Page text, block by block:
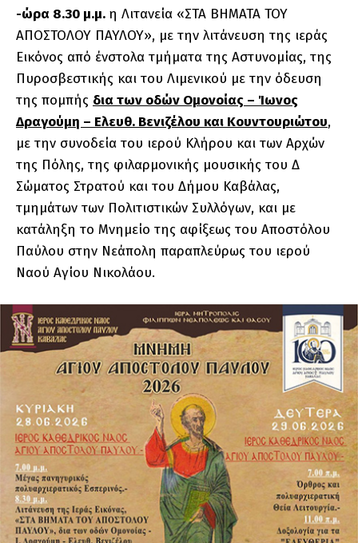
-ώρα 8.30 μ.μ. η Λιτανεία «ΣΤΑ ΒΗΜΑΤΑ ΤΟΥ
ΑΠΟΣΤΟΛΟΥ ΠΑΥΛΟΥ», με την λιτάνευση της ιεράς
Εικόνος από ένστολα τμήματα της Αστυνομίας, της
Πυροσβεστικής και του Λιμενικού με την όδευση
της πομπής δια των οδών Ομονοίας – Ίωνος
Δραγούμη – Ελευθ. Βενιζέλου και Κουντουριώτου,
με την συνοδεία του ιερού Κλήρου και των Αρχών
της Πόλης, της φιλαρμονικής μουσικής του Δ΄
Σώματος Στρατού και του Δήμου Καβάλας,
τμημάτων των Πολιτιστικών Συλλόγων, και με
κατάληξη το Μνημείο της αφίξεως του Αποστόλου
Παύλου στην Νεάπολη παραπλεύρως του ιερού
Ναού Αγίου Νικολάου.